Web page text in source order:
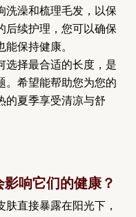
洗澡和梳理毛发，以保
后续护理，您可以确保
保持健康。
选择最合适的长度，是
。希望能帮助您为您的
的夏季享受清凉与舒
响它们的健康？
直接暴露在阳光下，